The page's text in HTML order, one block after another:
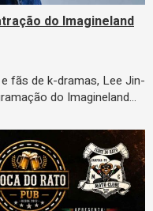
do Imagineland
fãs de k-dramas, Lee Jin-
do Imagineland…